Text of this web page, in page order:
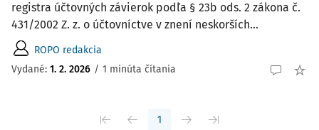
registra účtovných závierok podľa § 23b ods. 2 zákona č.
431/2002 Z. z. o účtovníctve v znení neskorších...
ROPO redakcia
Vydané: 1. 2. 2026 / 1 minúta čítania
1